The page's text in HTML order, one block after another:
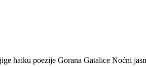
haiku poezije Gorana Gatalice Noćni